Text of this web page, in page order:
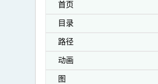
首页
目录
路径
动画
图